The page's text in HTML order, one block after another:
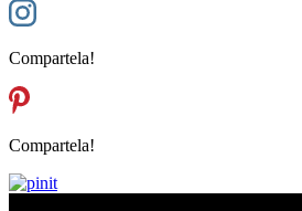
Compartela!
Compartela!